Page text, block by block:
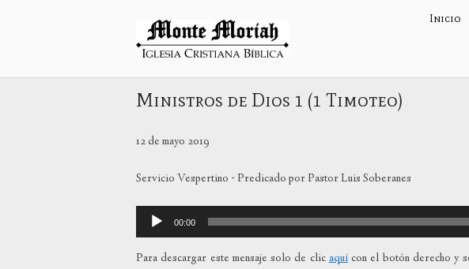
Inicio
Inicio
Ministros de Dios 1 (1 Timoteo)
12 de mayo 2019
Servicio Vespertino - Predicado por Pastor Luis Soberanes
Reproductor
de
audio
00:00
Para descargar este mensaje solo de clicaquícon el botón derecho y